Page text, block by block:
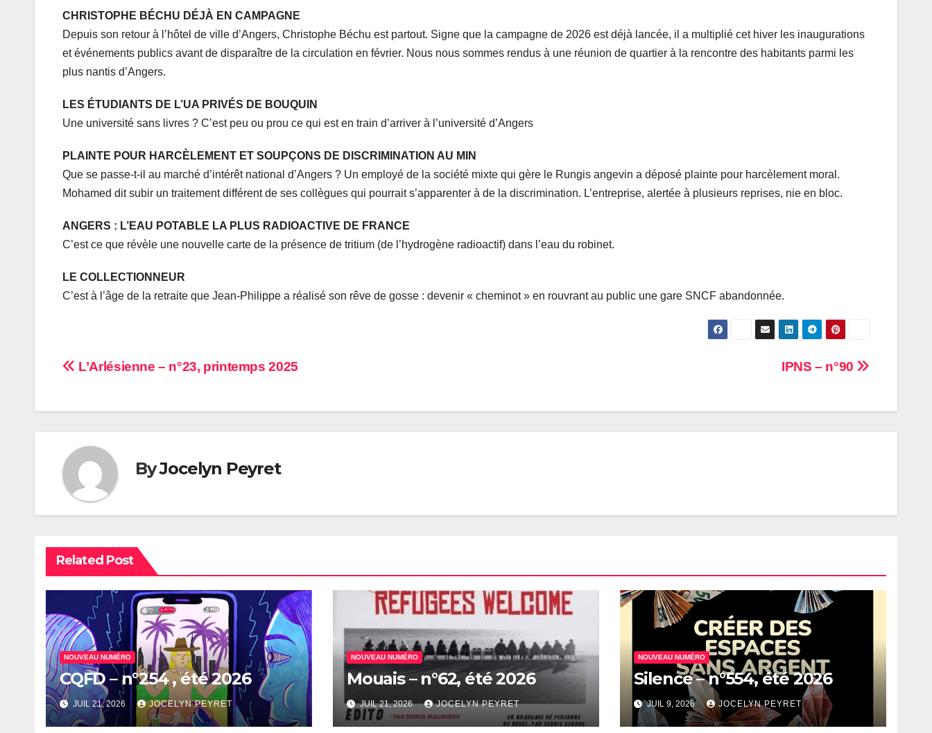
CHRISTOPHE BÉCHU DÉJÀ EN CAMPAGNE
Depuis son retour à l’hôtel de ville d’Angers, Christophe Béchu est partout. Signe que la campagne de 2026 est déjà lancée, il a multiplié cet hiver les inaugurations
et événements publics avant de disparaître de la circulation en février. Nous nous sommes rendus à une réunion de quartier à la rencontre des habitants parmi les
plus nantis d’Angers.
LES ÉTUDIANTS DE L’UA PRIVÉS DE BOUQUIN
Une université sans livres ? C’est peu ou prou ce qui est en train d’arriver à l’université d’Angers
PLAINTE POUR HARCÈLEMENT ET SOUPÇONS DE DISCRIMINATION AU MIN
Que se passe-t-il au marché d’intérêt national d’Angers ? Un employé de la société mixte qui gère le Rungis angevin a déposé plainte pour harcèlement moral.
Mohamed dit subir un traitement différent de ses collègues qui pourrait s’apparenter à de la discrimination. L’entreprise, alertée à plusieurs reprises, nie en bloc.
ANGERS : L’EAU POTABLE LA PLUS RADIOACTIVE DE FRANCE
C’est ce que révèle une nouvelle carte de la présence de tritium (de l’hydrogène radioactif) dans l’eau du robinet.
LE COLLECTIONNEUR
C’est à l’âge de la retraite que Jean-Philippe a réalisé son rêve de gosse : devenir « cheminot » en rouvrant au public une gare SNCF abandonnée.
Navigation
IPNS – n°90
L’Arlésienne – n°23, printemps 2025
ByJocelyn Peyret
Related Post
NOUVEAU NUMÉRO
CQFD – n°254 , été 2026
JUIL 21, 2026 JOCELYN PEYRET
NOUVEAU NUMÉRO
Mouais – n°62, été 2026
JUIL 21, 2026 JOCELYN PEYRET
NOUVEAU NUMÉRO
Silence – n°554, été 2026
JUIL 9, 2026 JOCELYN PEYRET